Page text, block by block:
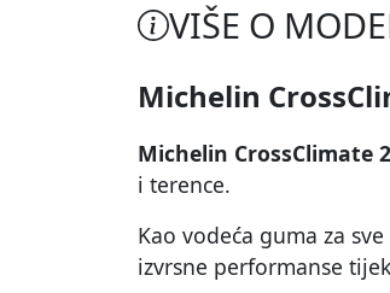
VIŠE O
Michelin
Michelin CrossClimate
i terence.
Kao vodeća guma za
izvrsne performanse